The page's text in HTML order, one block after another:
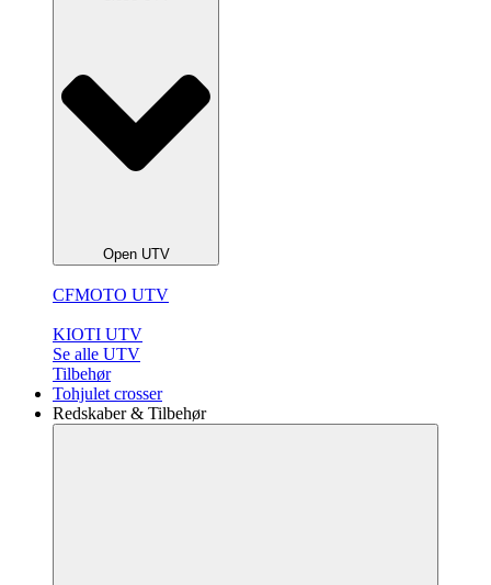
Open UTV
CFMOTO UTV
KIOTI UTV
Se alle UTV
Tilbehør
Tohjulet crosser
Redskaber & Tilbehør